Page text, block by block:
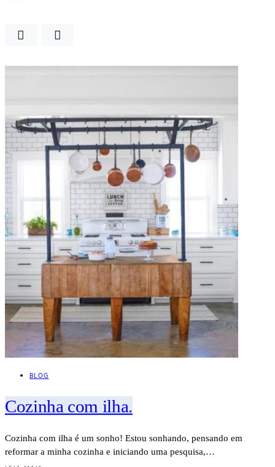
BLOG
Cozinha com ilha.
Cozinha com ilha é um sonho! Estou sonhando, pensando em
reformar a minha cozinha e iniciando uma pesquisa,…